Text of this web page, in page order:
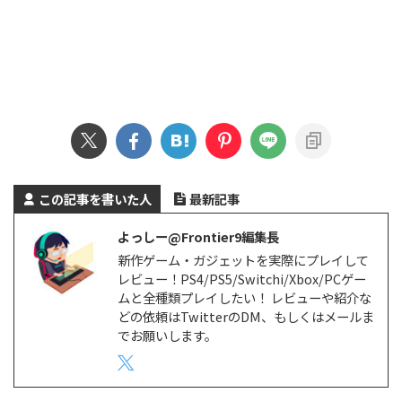
この記事を書いた人
最新記事
よっしー@Frontier9編集長
新作ゲーム・ガジェットを実際にプレイして
レビュー！PS4/PS5/Switchi/Xbox/PCゲー
ムと全種類プレイしたい！ レビューや紹介な
どの依頼はTwitterのDM、もしくはメールま
でお願いします。